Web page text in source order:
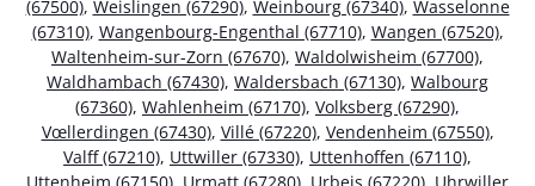
(67500), Weislingen (67290), Weinbourg (67340), Wasselonne
(67310), Wangenbourg-Engenthal (67710), Wangen (67520),
Waltenheim-sur-Zorn (67670), Waldolwisheim (67700),
Waldhambach (67430), Waldersbach (67130), Walbourg
(67360), Wahlenheim (67170), Volksberg (67290),
Vœllerdingen (67430), Villé (67220), Vendenheim (67550),
Valff (67210), Uttwiller (67330), Uttenhoffen (67110),